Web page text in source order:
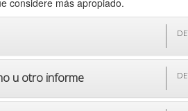
considere más apropiado.
u otro informe